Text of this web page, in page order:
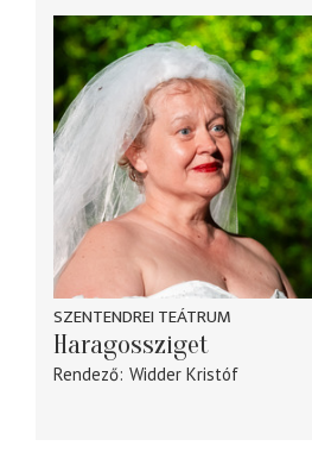
SZENTENDREI TEÁTRUM
Haragossziget
Rendező Widder Kristóf